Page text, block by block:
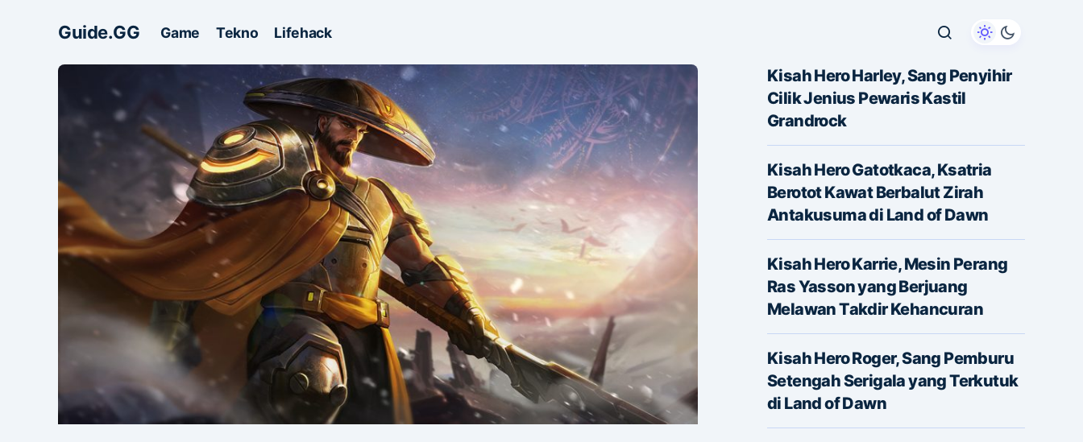
Guide.GG Game Tekno Lifehack
Kisah Hero Harley, Sang Penyihir
Cilik Jenius Pewaris Kastil
Grandrock
Kisah Hero Gatotkaca, Ksatria
Berotot Kawat Berbalut Zirah
Antakusuma di Land of Dawn
Kisah Hero Karrie, Mesin Perang
Ras Yasson yang Berjuang
Melawan Takdir Kehancuran
Kisah Hero Roger, Sang Pemburu
Setengah Serigala yang Terkutuk
di Land of Dawn